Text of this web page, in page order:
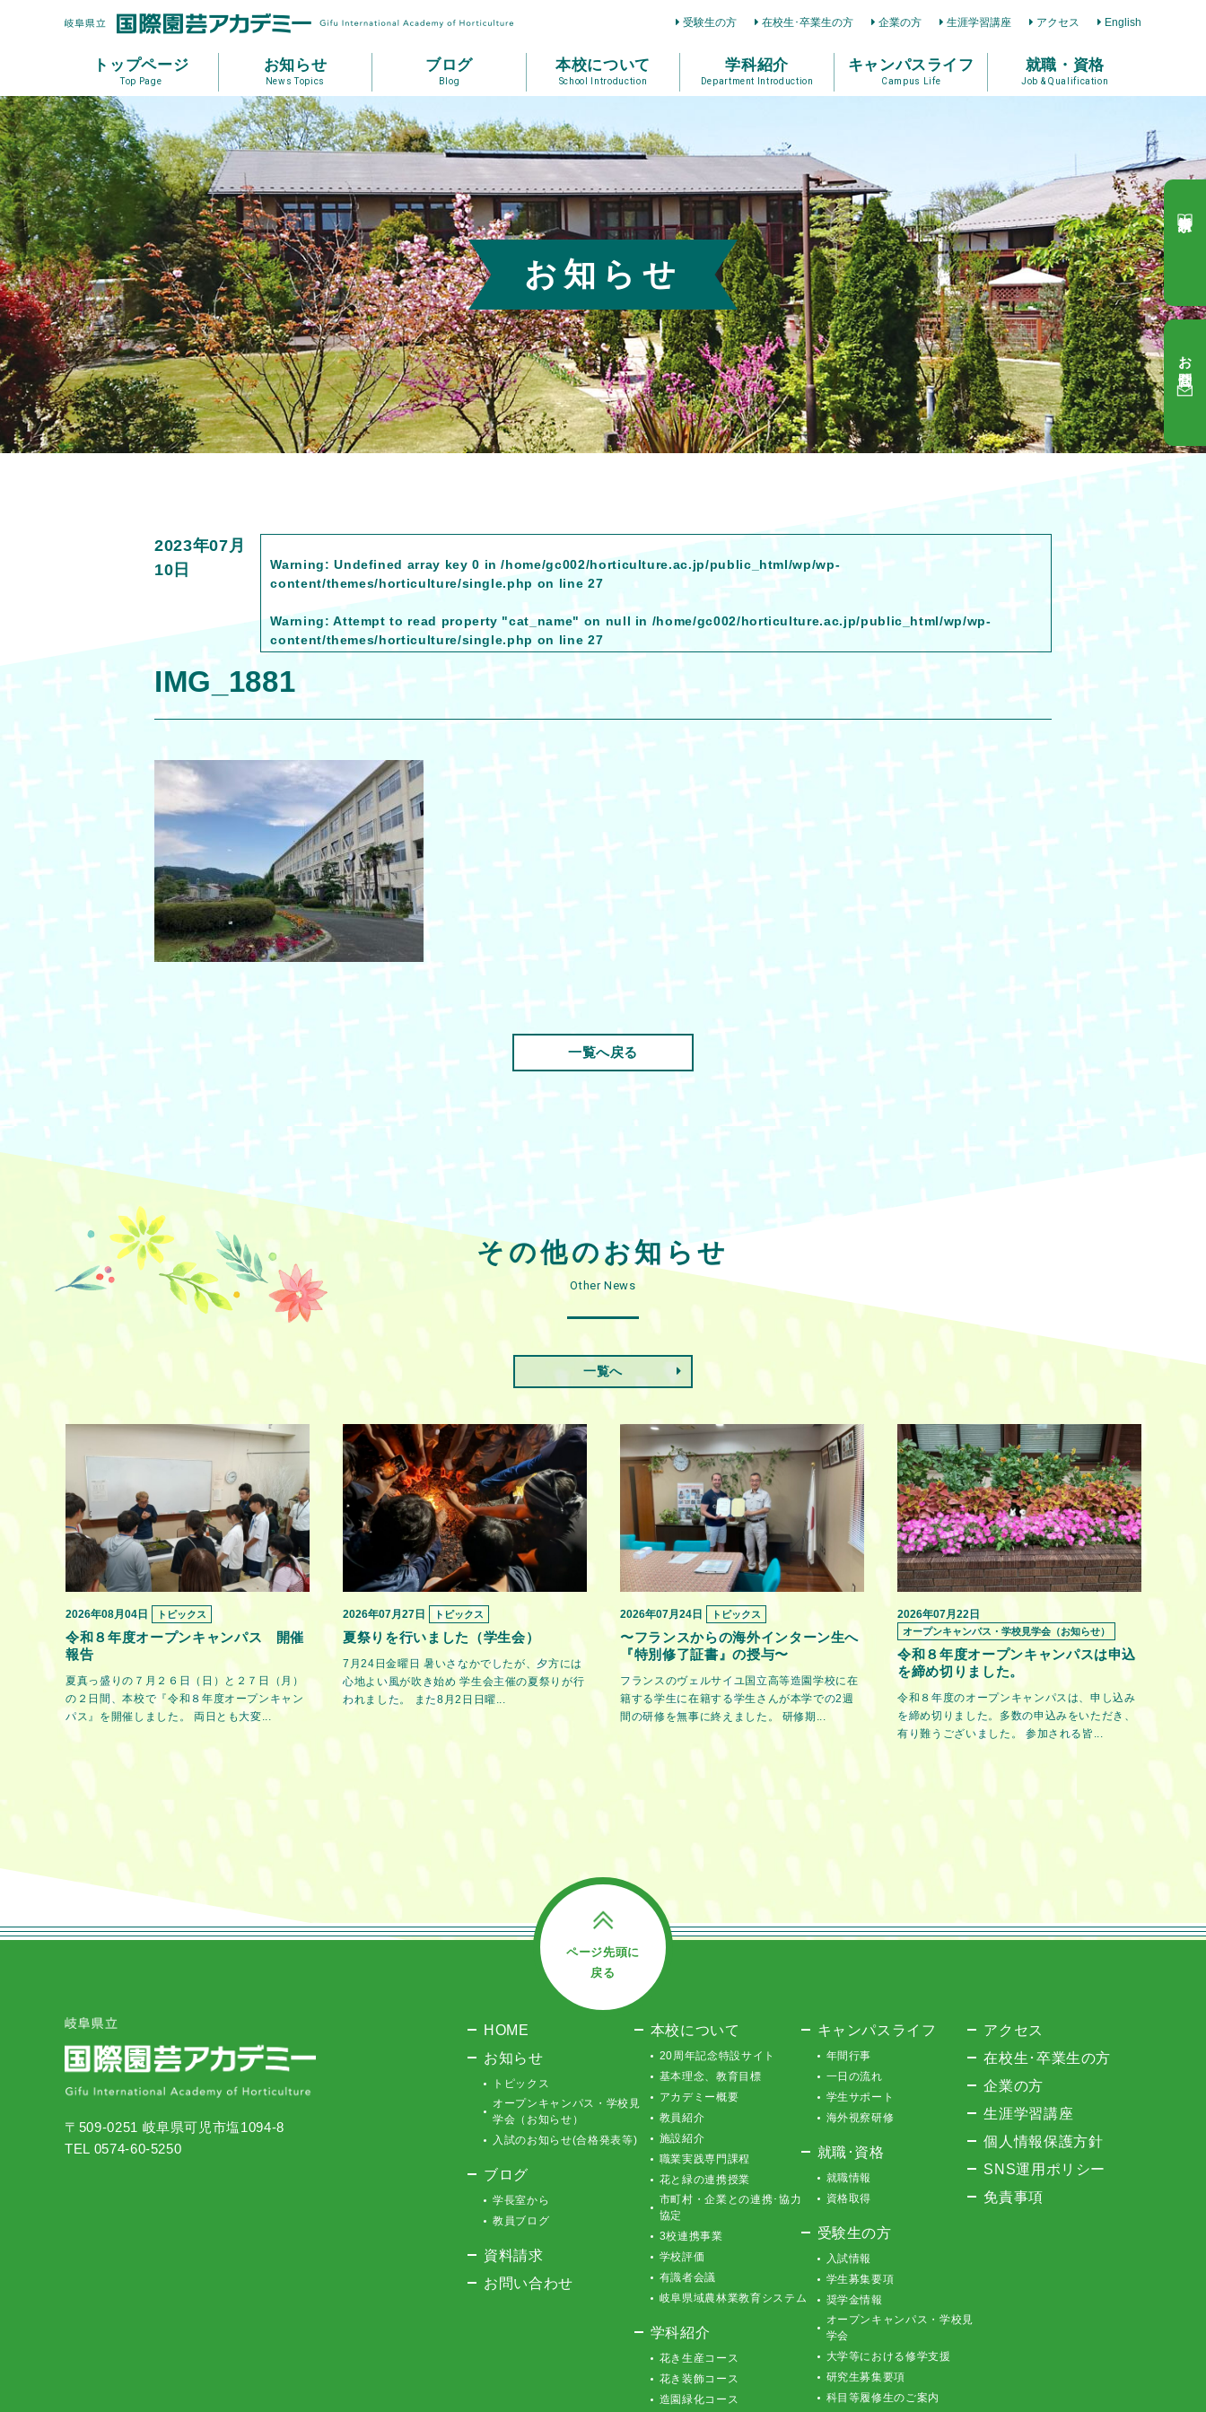
受験生の方 在校生･卒業生の方 企業の方 生涯学習講座 アクセス English
トップページ
Top Page
お知らせ
News Topics
ブログ
Blog
本校について
School Introduction
学科紹介
Department Introduction
キャンパスライフ
Campus Life
就職・資格
Job & Qualification
お知らせ
2023年07月
10日
Warning: Undefined array key 0 in/home/gc002/horticulture.ac.jp/public_html/wp/wp-
content/themes/horticulture/single.php on line 27
Warning: Attempt to read property "cat_name" on null in /home/gc002/horticulture.ac.jp/public_html/wp/wp-
content/themes/horticulture/single.php on line 27
IMG_1881
一覧へ戻る
その他のお知らせ
Other News
一覧へ
2026年08月04日 トピックス
令和８年度オープンキャンパス 開催
報告
夏真っ盛りの７月２６日（日）と２７日（月）
の２日間、本校で『令和８年度オープンキャン
パス』を開催しました。 両日とも大変...
2026年07月27日 トピックス
夏祭りを行いました（学生会）
7月24日金曜日 暑いさなかでしたが、夕方には
心地よい風が吹き始め 学生会主催の夏祭りが行
われました。 また8月2日日曜...
2026年07月24日 トピックス
〜フランスからの海外インターン生へ
『特別修了証書』の授与〜
フランスのヴェルサイユ国立高等造園学校に在
籍する学生に在籍する学生さんが本学での2週
間の研修を無事に終えました。 研修期...
2026年07月22日
オープンキャンパス・学校見学会（お知らせ）
令和８年度オープンキャンパスは申込
を締め切りました。
令和８年度のオープンキャンパスは、申し込み
を締め切りました。多数の申込みをいただき、
有り難うございました。 参加される皆...
ページ先頭に
戻る
〒509-0251 岐阜県可児市塩1094-8
TEL 0574-60-5250
HOME
お知らせ
トピックス
オープンキャンパス・学校見
学会（お知らせ）
入試のお知らせ(合格発表等)
ブログ
学長室から
教員ブログ
資料請求
お問い合わせ
本校について
20周年記念特設サイト
基本理念、教育目標
アカデミー概要
教員紹介
施設紹介
職業実践専門課程
花と緑の連携授業
市町村・企業との連携･協力
協定
3校連携事業
学校評価
有識者会議
岐阜県域農林業教育システム
学科紹介
花き生産コース
花き装飾コース
造園緑化コース
キャンパスライフ
年間行事
一日の流れ
学生サポート
海外視察研修
就職･資格
就職情報
資格取得
受験生の方
入試情報
学生募集要項
奨学金情報
オープンキャンパス・学校見
学会
大学等における修学支援
研究生募集要項
科目等履修生のご案内
アクセス
在校生･卒業生の方
企業の方
生涯学習講座
個人情報保護方針
SNS運用ポリシー
免責事項
お問合せ